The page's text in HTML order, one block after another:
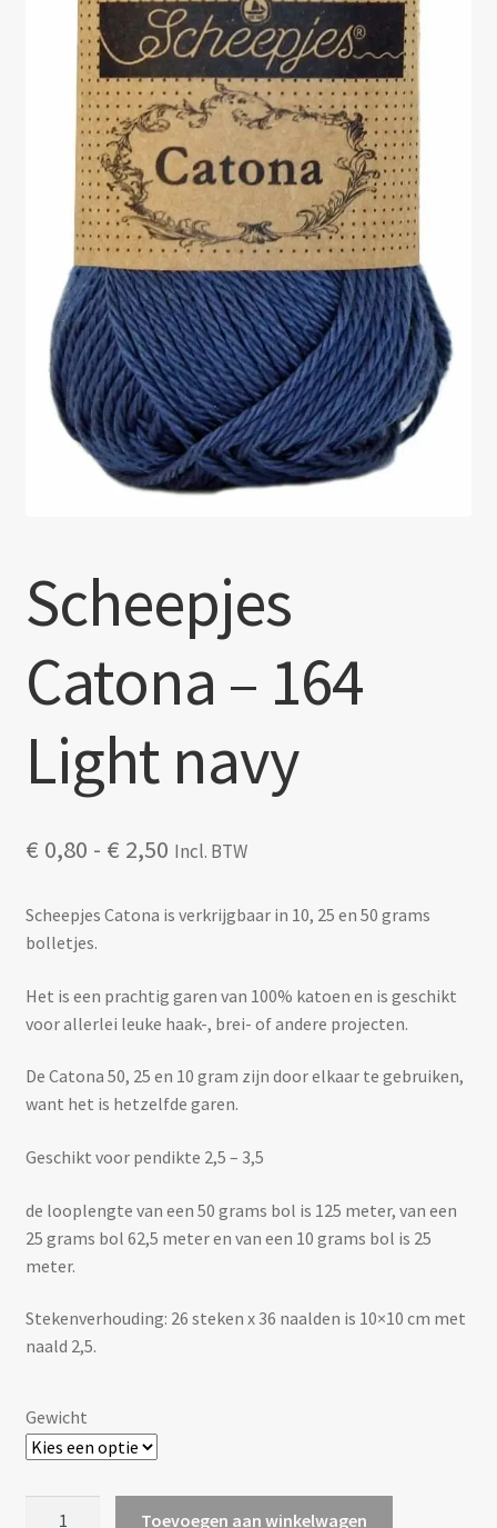
Mijn account
Scheepjes
Catona – 164
Light navy
€ 0,80 - € 2,50Prijsklasse:
€ 2,50
Incl. BTW
Scheepjes Catona is verkrijgbaar in 10, 25 en 50 grams
bolletjes.
Het is een prachtig garen van 100% katoen en is geschikt
voor allerlei leuke haak-, brei- of andere projecten.
De Catona 50, 25 en 10 gram zijn door elkaar te gebruiken,
want het is hetzelfde garen.
Geschikt voor pendikte 2,5 – 3,5
de looplengte van een 50 grams bol is 125 meter, van een
25 grams bol 62,5 meter en van een 10 grams bol is 25
meter.
Stekenverhouding: 26 steken x 36 naalden is 10×10 cm met
naald 2,5.
Gewicht
Toevoegen aan winkelwagen